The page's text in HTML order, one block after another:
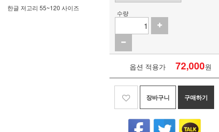
한글 저고리 55~120 사이즈
수량
옵션 적용가 72,000원
장바구니 구매하기